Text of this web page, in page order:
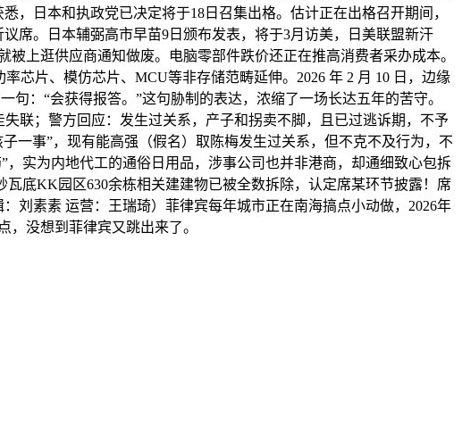
，日本和执政党已决定将于18日召集出格。估计正在出格召开期间，
席。日本辅弼高市早苗9日颁布发表，将于3月访美，日美联盟新汗
上逛供应商通知做废。电脑零部件跌价还正在推高消费者采办成本。
芯片、模仿芯片、MCU等非存储范畴延伸。2026 年 2 月 10 日，边缘
：“会获得报答。”这句胁制的表达，浓缩了一场长达五年的苦守。
联；警方回应：发生过关系，产子和拐卖不脚，且已过逃诉期，不予
一事”，现有能高强（假名）取陈梅发生过关系，但不克不及行为，不
实为内地代工的通俗日用品，涉事公司也并非港商，却通细致心包拆
底KK园区630余栋相关建建物已被全数拆除，认定席某环节披露！席
刘素素 运营：王瑞琦）菲律宾每年城市正在南海搞点小动做，2026年
没想到菲律宾又跳出来了。